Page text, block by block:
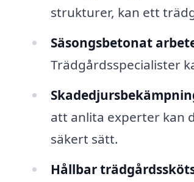
strukturer, kan ett
Säsongsbetonat
Trädgårdsspecialister
att anlita experter kan
säkert sätt.
Hållbar